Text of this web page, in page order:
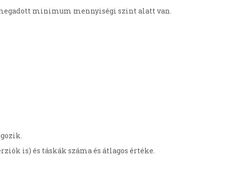
minimum mennyiségi szint alatt van.
is) és táskák száma és átlagos értéke.